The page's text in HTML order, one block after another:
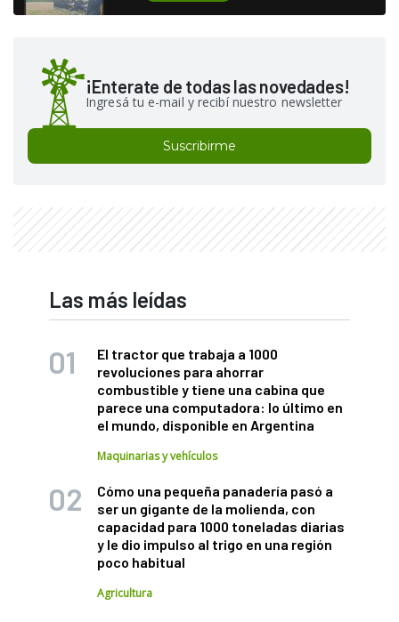
¡Enterate de todas las novedades!
Ingresá tu e-mail y recibí nuestro newsletter
Suscribirme
Las más leídas
El tractor que trabaja a 1000
revoluciones para ahorrar
combustible y tiene una cabina que
parece una computadora: lo último en
el mundo, disponible en Argentina
Maquinarias y vehículos
Cómo una pequeña panadería pasó a
ser un gigante de la molienda, con
capacidad para 1000 toneladas diarias
y le dio impulso al trigo en una región
poco habitual
Agricultura